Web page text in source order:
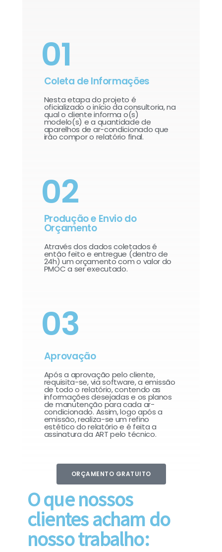
01
Coleta de Informações
Nesta etapa do projeto é
oficializado o início da consultoria, na
qual o cliente informa o(s)
modelo(s) e a quantidade de
aparelhos de ar-condicionado que
irão compor o relatório final.​
02
Produção e Envio do
Orçamento
Através dos dados coletados é
então feito e entregue (dentro de
24h) um orçamento com o valor do
PMOC a ser executado.
03
Aprovação
Após a aprovação pelo cliente,
requisita-se, via software, a emissão
de todo o relatório, contendo as
informações desejadas e os planos
de manutenção para cada ar-
condicionado. Assim, logo após a
emissão, realiza-se um refino
estético do relatório e é feita a
assinatura da ART pelo técnico.
ORÇAMENTO GRATUITO
O que nossos
clientes acham do
nosso trabalho: